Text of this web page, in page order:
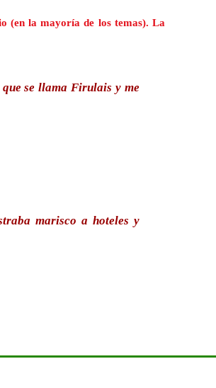
(en la mayoría de los temas). La
se llama Firulais y me
marisco a hoteles y